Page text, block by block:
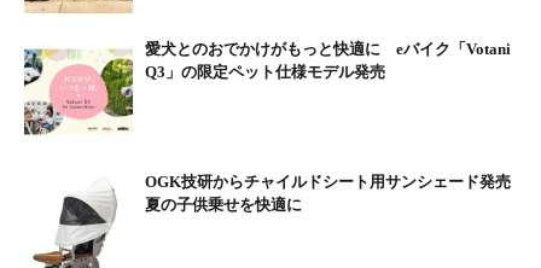
折りたたむと長さ68cm、幅38cm、高さ65cmになる。シ
愛犬とのおでかけがもっと快適に eバイク「Votani
Q3」の限定ペット仕様モデル発売
OGK技研からチャイルドシート用サンシェード発売
夏の子供乗せを快適に